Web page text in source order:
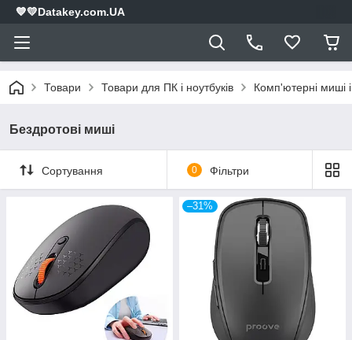
💙💛Datakey.com.UA
Товари Товари для ПК і ноутбуків Комп'ютерні миші і
Бездротові миші
Сортування 0 Фільтри
–31%